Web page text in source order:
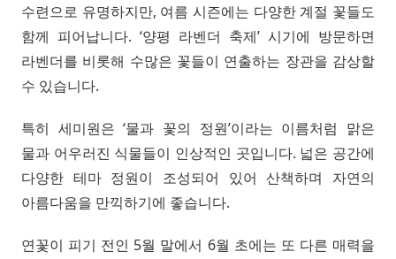
수련으로 유명하지만, 여름 시즌에는 다양한 계절 꽃들도
함께 피어납니다. ‘양평 라벤더 축제’ 시기에 방문하면
라벤더를 비롯해 수많은 꽃들이 연출하는 장관을 감상할
수 있습니다.
특히 세미원은 ‘물과 꽃의 정원’이라는 이름처럼 맑은
물과 어우러진 식물들이 인상적인 곳입니다. 넓은 공간에
다양한 테마 정원이 조성되어 있어 산책하며 자연의
아름다움을 만끽하기에 좋습니다.
연꽃이 피기 전인 5월 말에서 6월 초에는 또 다른 매력을